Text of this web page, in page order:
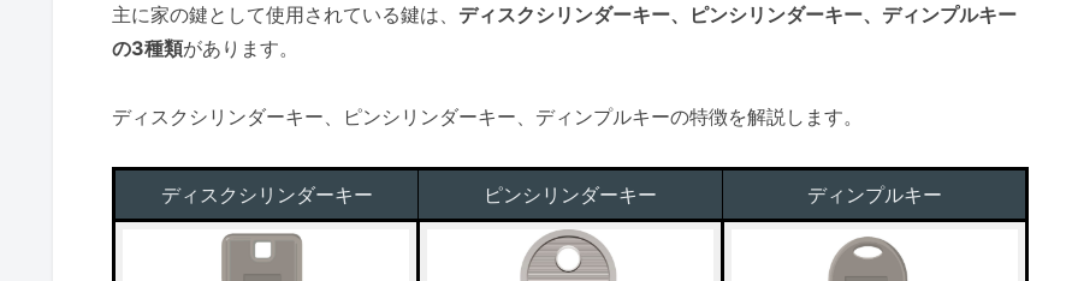
主に家の鍵として使用されている鍵は、 ディスクシリンダーキー、ピンシリンダーキー、ディンプルキー
の3種類があります。
ディスクシリンダーキー、ピンシリンダーキー、ディンプルキーの特徴を解説します。
ディスクシリンダーキー ピンシリンダーキー ディンプルキー